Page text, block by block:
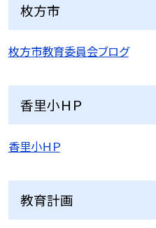
枚方市
枚方市教育委員会ブログ
香里小ＨＰ
香里小ＨＰ
教育計画